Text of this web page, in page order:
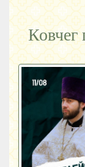
Ковчег